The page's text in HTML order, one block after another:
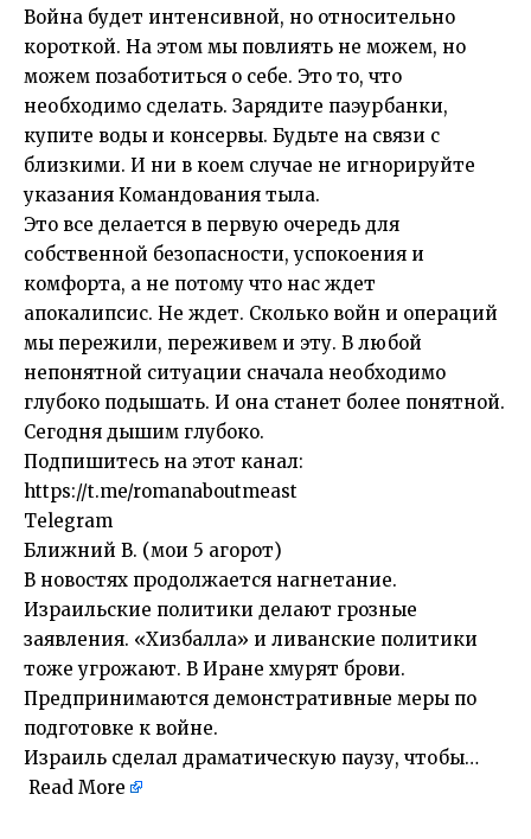
Война будет интенсивной, но относительно
короткой. На этом мы повлиять не можем, но
можем позаботиться о себе. Это то, что
необходимо сделать. Зарядите паэурбанки,
купите воды и консервы. Будьте на связи с
близкими. И ни в коем случае не игнорируйте
указания Командования тыла.
Это все делается в первую очередь для
собственной безопасности, успокоения и
комфорта, а не потому что нас ждет
апокалипсис. Не ждет. Сколько войн и операций
мы пережили, переживем и эту. В любой
непонятной ситуации сначала необходимо
глубоко подышать. И она станет более понятной.
Сегодня дышим глубоко.
Подпишитесь на этот канал:
https://t.me/romanaboutmeast
Telegram
Ближний В. (мои 5 агорот)
В новостях продолжается нагнетание.
Израильские политики делают грозные
заявления. «Хизбалла» и ливанские политики
тоже угрожают. В Иране хмурят брови.
Предпринимаются демонстративные меры по
подготовке к войне.
Израиль сделал драматическую паузу, чтобы…
Read More